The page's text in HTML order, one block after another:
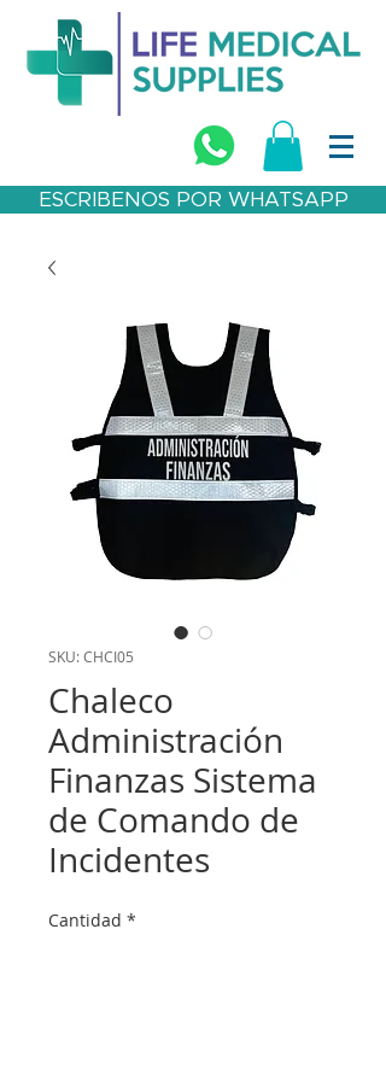
ESCRIBENOS POR WHATSAPP
SKU: CHCI05
Chaleco
Administración
Finanzas Sistema
de Comando de
Incidentes
Cantidad *